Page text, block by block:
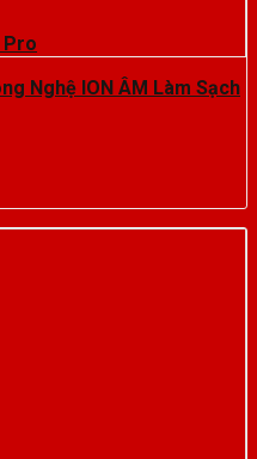
Nghệ ION ÂM Làm Sạch